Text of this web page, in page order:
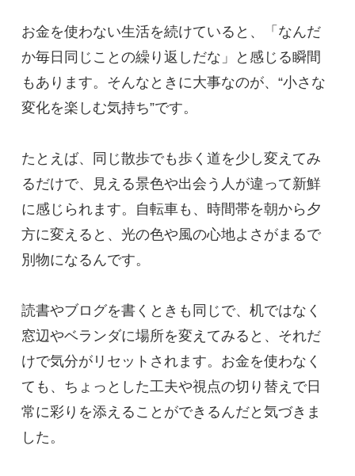
お金を使わない生活を続けていると、「なんだ
か毎日同じことの繰り返しだな」と感じる瞬間
もあります。そんなときに大事なのが、“小さな
変化を楽しむ気持ち”です。
たとえば、同じ散歩でも歩く道を少し変えてみ
るだけで、見える景色や出会う人が違って新鮮
に感じられます。自転車も、時間帯を朝から夕
方に変えると、光の色や風の心地よさがまるで
別物になるんです。
読書やブログを書くときも同じで、机ではなく
窓辺やベランダに場所を変えてみると、それだ
けで気分がリセットされます。お金を使わなく
ても、ちょっとした工夫や視点の切り替えで日
常に彩りを添えることができるんだと気づきま
した。